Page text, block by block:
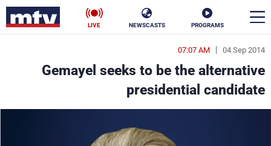
PROGRAMS
NEWSCASTS
LIVE
04 Sep 2014
07:07 AM
Gemayel seeks to be the alternative
presidential candidate
en
الأخبار
سياسة ناس
فن